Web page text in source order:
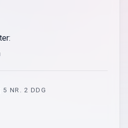
5 NR. 2 DDG